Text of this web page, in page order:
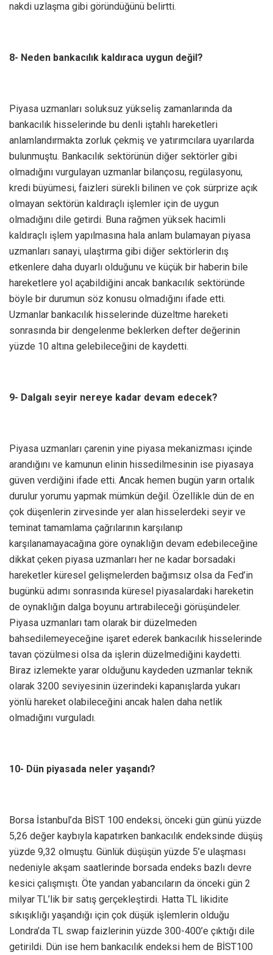
nakdi uzlaşma gibi göründüğünü belirtti.
8- Neden bankacılık kaldıraca uygun değil?
Piyasa uzmanları soluksuz yükseliş zamanlarında da
bankacılık hisselerinde bu denli iştahlı hareketleri
anlamlandırmakta zorluk çekmiş ve yatırımcılara uyarılarda
bulunmuştu. Bankacılık sektörünün diğer sektörler gibi
olmadığını vurgulayan uzmanlar bilançosu, regülasyonu,
kredi büyümesi, faizleri sürekli bilinen ve çok sürprize açık
olmayan sektörün kaldıraçlı işlemler için de uygun
olmadığını dile getirdi. Buna rağmen yüksek hacimli
kaldıraçlı işlem yapılmasına hala anlam bulamayan piyasa
uzmanları sanayi, ulaştırma gibi diğer sektörlerin dış
etkenlere daha duyarlı olduğunu ve küçük bir haberin bile
hareketlere yol açabildiğini ancak bankacılık sektöründe
böyle bir durumun söz konusu olmadığını ifade etti.
Uzmanlar bankacılık hisselerinde düzeltme hareketi
sonrasında bir dengelenme beklerken defter değerinin
yüzde 10 altına gelebileceğini de kaydetti.
9- Dalgalı seyir nereye kadar devam edecek?
Piyasa uzmanları çarenin yine piyasa mekanizması içinde
arandığını ve kamunun elinin hissedilmesinin ise piyasaya
güven verdiğini ifade etti. Ancak hemen bugün yarın ortalık
durulur yorumu yapmak mümkün değil. Özellikle dün de en
çok düşenlerin zirvesinde yer alan hisselerdeki seyir ve
teminat tamamlama çağrılarının karşılanıp
karşılanamayacağına göre oynaklığın devam edebileceğine
dikkat çeken piyasa uzmanları her ne kadar borsadaki
hareketler küresel gelişmelerden bağımsız olsa da Fed’in
bugünkü adımı sonrasında küresel piyasalardaki hareketin
de oynaklığın dalga boyunu artırabileceği görüşündeler.
Piyasa uzmanları tam olarak bir düzelmeden
bahsedilemeyeceğine işaret ederek bankacılık hisselerinde
tavan çözülmesi olsa da işlerin düzelmediğini kaydetti.
Biraz izlemekte yarar olduğunu kaydeden uzmanlar teknik
olarak 3200 seviyesinin üzerindeki kapanışlarda yukarı
yönlü hareket olabileceğini ancak halen daha netlik
olmadığını vurguladı.
10- Dün piyasada neler yaşandı?
Borsa İstanbul’da BİST 100 endeksi, önceki gün günü yüzde
5,26 değer kaybıyla kapatırken bankacılık endeksinde düşüş
yüzde 9,32 olmuştu. Günlük düşüşün yüzde 5’e ulaşması
nedeniyle akşam saatlerinde borsada endeks bazlı devre
kesici çalışmıştı. Öte yandan yabancıların da önceki gün 2
milyar TL’lik bir satış gerçekleştirdi. Hatta TL likidite
sıkışıklığı yaşandığı için çok düşük işlemlerin olduğu
Londra’da TL swap faizlerinin yüzde 300-400’e çıktığı dile
getirildi. Dün ise hem bankacılık endeksi hem de BİST100